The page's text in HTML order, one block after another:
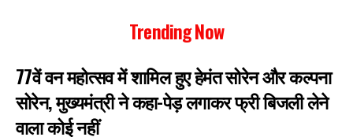
Trending Now
77वें वन महोत्सव में शामिल हुए हेमंत सोरेन और कल्पना
सोरेन, मुख्यमंत्री ने कहा-पेड़ लगाकर फ्री बिजली लेने
वाला कोई नहीं